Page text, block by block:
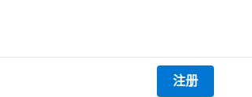
注册